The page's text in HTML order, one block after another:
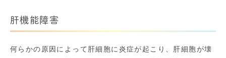
肝機能障害
何らかの原因によって肝細胞に炎症が起こり、肝細胞が壊